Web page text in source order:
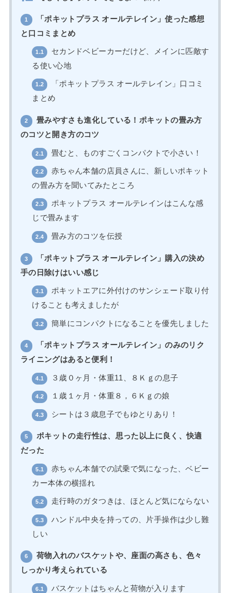
1
「ポキットプラス オールテレイン」使った感想
と口コミまとめ
1.1
セカンドベビーカーだけど、メインに匹敵す
る使い心地
1.2
「ポキットプラス オールテレイン」口コミ
まとめ
2
畳みやすさも進化している！ポキットの畳み方
のコツと開き方のコツ
2.1 畳むと、ものすごくコンパクトで小さい！
2.2
赤ちゃん本舗の店員さんに、新しいポキット
の畳み方を聞いてみたところ
2.3
ポキットプラス オールテレインはこんな感
じで畳みます
2.4 畳み方のコツを伝授
3
「ポキットプラス オールテレイン」購入の決め
手の日除けはいい感じ
3.1
ポキットエアに外付けのサンシェード取り付
けることも考えましたが
3.2 簡単にコンパクトになることを優先しました
4
「ポキットプラス オールテレイン」のみのリク
ライニングはあると便利！
4.1 ３歳０ヶ月・体重11、８Ｋｇの息子
4.2 １歳１ヶ月・体重８，６Ｋｇの娘
4.3 シートは３歳息子でもゆとりあり！
5
ポキットの走行性は、思った以上に良く、快適
だった
5.1
赤ちゃん本舗での試乗で気になった、ベビー
カー本体の横揺れ
5.2 走行時のガタつきは、ほとんど気にならない
5.3
ハンドル中央を持っての、片手操作は少し難
しい
6
荷物入れのバスケットや、座面の高さも、色々
しっかり考えられている
6.1 バスケットはちゃんと荷物が入ります